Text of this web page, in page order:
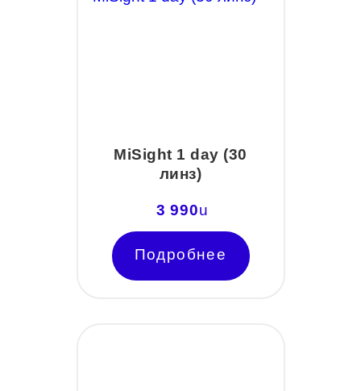
MiSight 1 day (30
линз)
3 990u
Подробнее